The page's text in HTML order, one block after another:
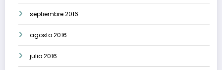
septiembre 2016
agosto 2016
julio 2016